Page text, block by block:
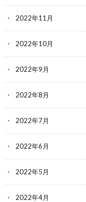
2022年11月
2022年10月
2022年9月
2022年8月
2022年7月
2022年6月
2022年5月
2022年4月